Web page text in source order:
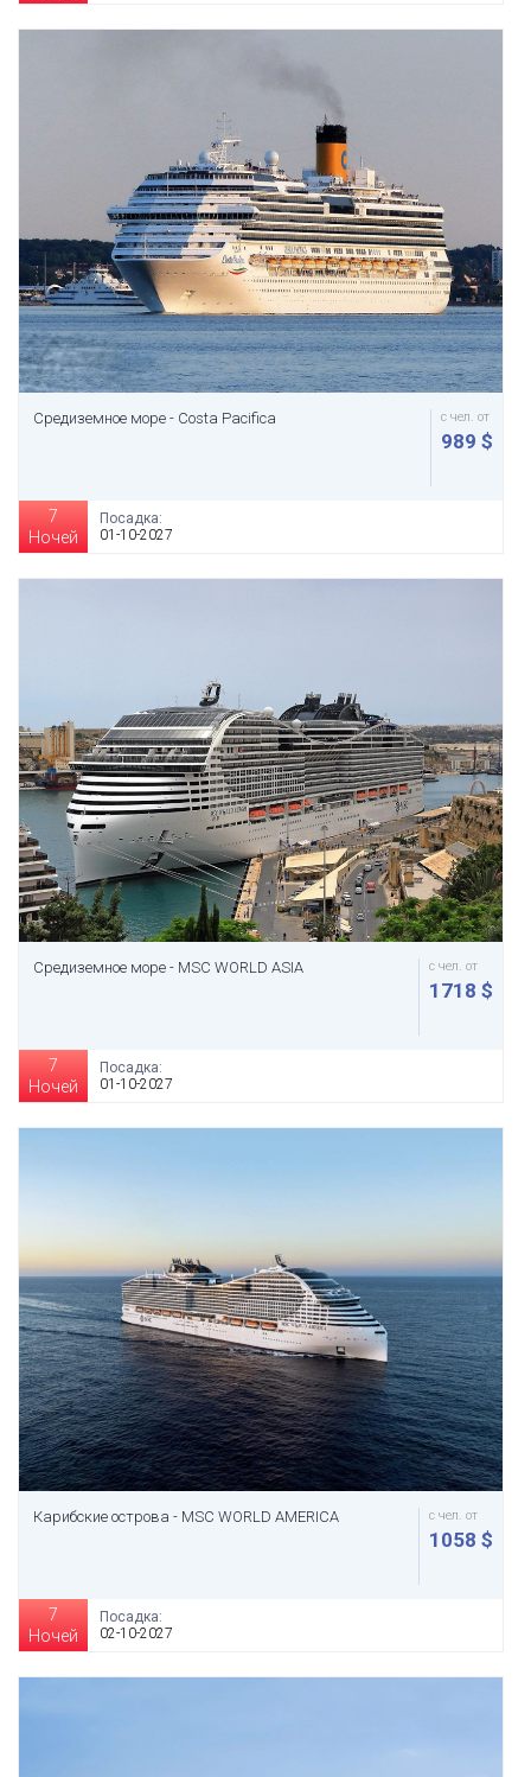
Средиземное море - Costa Pacifica с чел. от
989 $
7
Ночей
Посадка:
01-10-2027
Средиземное море - MSC WORLD ASIA с чел. от
1718 $
7
Ночей
Посадка:
01-10-2027
Карибские острова - MSC WORLD AMERICA с чел. от
1058 $
7
Ночей
Посадка:
02-10-2027